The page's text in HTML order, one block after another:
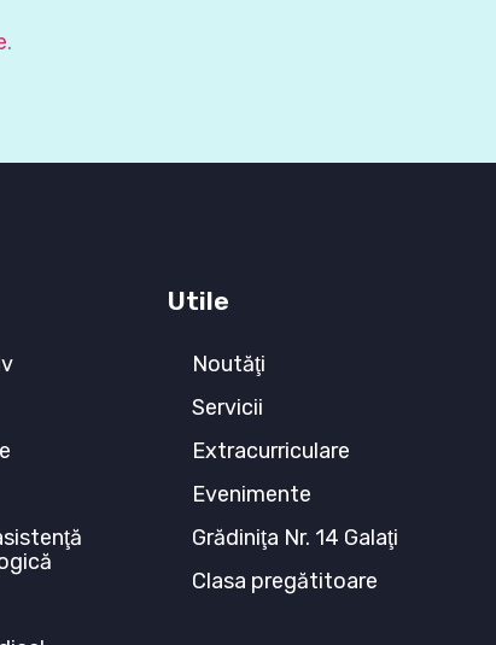
.
Utile
Noutăţi
Servicii
Extracurriculare
Evenimente
Grădiniţa Nr. 14 Galaţi
Clasa pregătitoare